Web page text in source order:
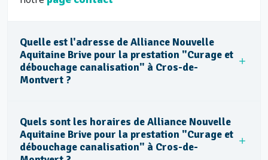
Quelle est l'adresse de Alliance Nouvelle
Aquitaine Brive pour la prestation "Curage et
débouchage canalisation" à Cros-de-
Montvert ?
Quels sont les horaires de Alliance Nouvelle
Aquitaine Brive pour la prestation "Curage et
débouchage canalisation" à Cros-de-